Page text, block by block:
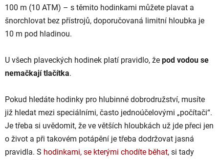
100 m (10 ATM) – s těmito hodinkami můžete plavat a
šnorchlovat bez přístrojů, doporučovaná limitní hloubka je
10 m pod hladinou.
U všech plaveckých hodinek platí pravidlo, že pod vodou se
nemačkají tlačítka.
Pokud hledáte hodinky pro hlubinné dobrodružství, musíte
již hledat mezi speciálními, často jednoúčelovými „počítači“.
Je třeba si uvědomit, že ve větších hloubkách už jde přeci jen
o život a při takovém potápění je třeba dodržovat jasná
pravidla. S hodinkami, se kterými chodíte běhat, si tady